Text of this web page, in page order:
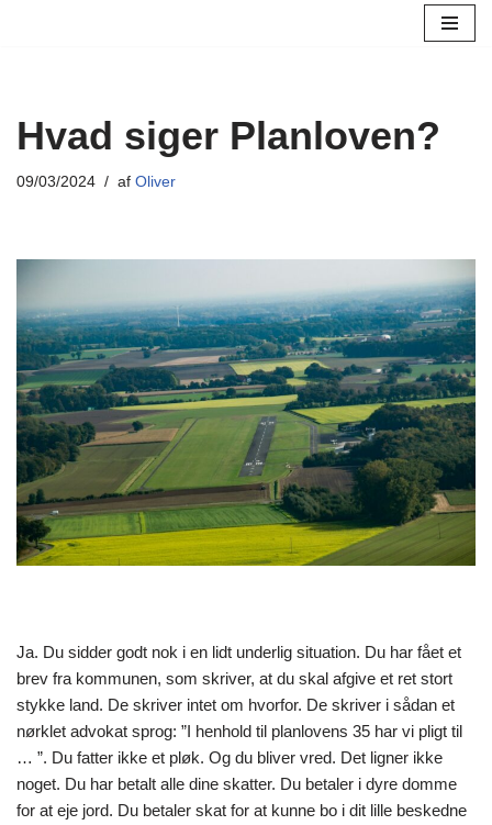
Hvad siger Planloven?
09/03/2024 af Oliver
Ja. Du sidder godt nok i en lidt underlig situation. Du har fået et
brev fra kommunen, som skriver, at du skal afgive et ret stort
stykke land. De skriver intet om hvorfor. De skriver i sådan et
nørklet advokat sprog: ”I henhold til planlovens 35 har vi pligt til
… ”. Du fatter ikke et pløk. Og du bliver vred. Det ligner ikke
noget. Du har betalt alle dine skatter. Du betaler i dyre domme
for at eje jord. Du betaler skat for at kunne bo i dit lille beskedne